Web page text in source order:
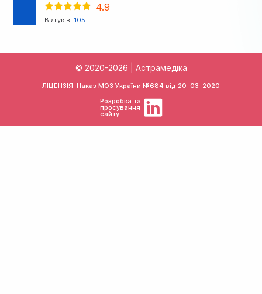
4.9
Відгуків: 105
© 2020-2026 | Астрамедіка
ЛІЦЕНЗІЯ: Наказ МОЗ України №684 від 20-03-2020
Розробка та
просування
сайту